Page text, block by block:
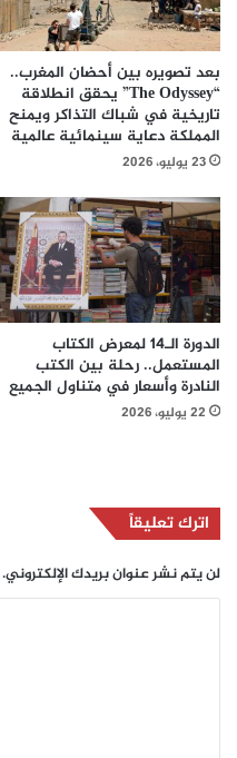
بعد تصويره بين أحضان المغرب..
“The Odyssey” يحقق انطلاقة
تاريخية في شباك التذاكر ويمنح
المملكة دعاية سينمائية عالمية
23 يوليو، 2026
الدورة الـ14 لمعرض الكتاب
المستعمل.. رحلة بين الكتب
النادرة وأسعار في متناول الجميع
22 يوليو، 2026
اترك تعليقاً
لن يتم نشر عنوان بريدك الإلكتروني.